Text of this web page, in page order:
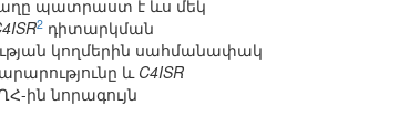
պատրաստ է ևս մեկ
2 դիտարկման
կողմերին սահմանափակ
և C4ISR
ին նորագույն